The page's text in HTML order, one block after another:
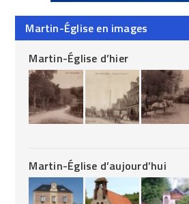
Martin-Église en images
Martin-Église d’hier
Martin-Église d’aujourd’hui